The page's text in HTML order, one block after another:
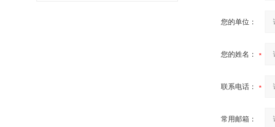
您的单位：
您的姓名：
联系电话：
常用邮箱：